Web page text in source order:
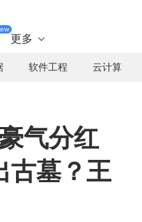
更多 
软件工程 云计算
气分红
古墓？王